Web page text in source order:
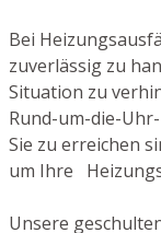
Bei
zuverlässig zu
Situation zu
Rund-um-die-
Sie zu erreichen
um Ihre
Unsere